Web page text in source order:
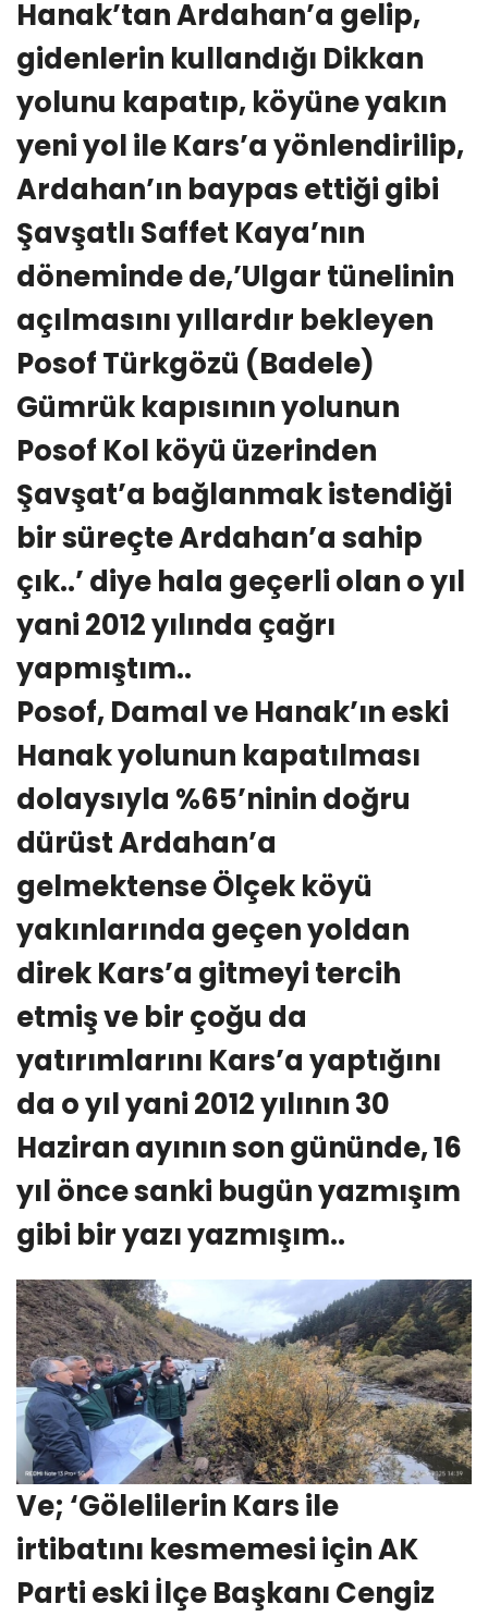
Hanak’tan Ardahan’a gelip,
gidenlerin kullandığı Dikkan
yolunu kapatıp, köyüne yakın
yeni yol ile Kars’a yönlendirilip,
Ardahan’ın baypas ettiği gibi
Şavşatlı Saffet Kaya’nın
döneminde de,’Ulgar tünelinin
açılmasını yıllardır bekleyen
Posof Türkgözü (Badele)
Gümrük kapısının yolunun
Posof Kol köyü üzerinden
Şavşat’a bağlanmak istendiği
bir süreçte Ardahan’a sahip
çık..’ diye hala geçerli olan o yıl
yani 2012 yılında çağrı
yapmıştım..
Posof, Damal ve Hanak’ın eski
Hanak yolunun kapatılması
dolaysıyla %65’ninin doğru
dürüst Ardahan’a
gelmektense Ölçek köyü
yakınlarında geçen yoldan
direk Kars’a gitmeyi tercih
etmiş ve bir çoğu da
yatırımlarını Kars’a yaptığını
da o yıl yani 2012 yılının 30
Haziran ayının son gününde, 16
yıl önce sanki bugün yazmışım
gibi bir yazı yazmışım..
Ve; ‘Gölelilerin Kars ile
irtibatını kesmemesi için AK
Parti eski İlçe Başkanı Cengiz